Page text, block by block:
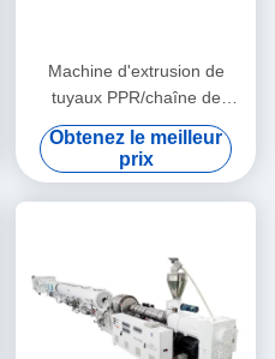
Machine d'extrusion de
tuyaux PPR/chaîne de
production de tuyaux PPR
20-63
Obtenez le meilleur
prix